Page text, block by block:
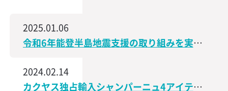
2025.01.06
令和6年能登半島地震支援の取り組みを実施、石川県で造られた日本酒の売上の一部を義援金として寄付
2024.02.14
カクヤス独占輸入シャンパーニュ4アイテムが、サクラアワード2024で受賞しました！